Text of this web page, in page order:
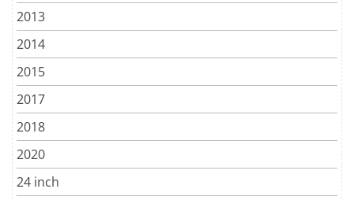
2013
2014
2015
2017
2018
2020
24 inch